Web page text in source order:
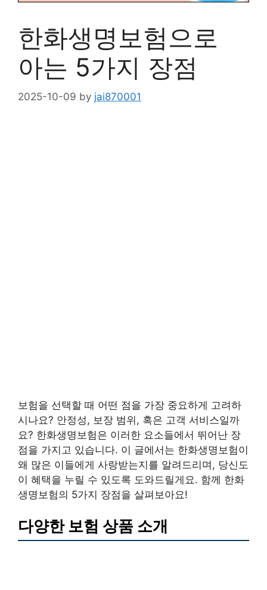
한화생명보험으로
아는 5가지 장점
2025-10-09 by jai870001
보험을 선택할 때 어떤 점을 가장 중요하게 고려하
시나요? 안정성, 보장 범위, 혹은 고객 서비스일까
요? 한화생명보험은 이러한 요소들에서 뛰어난 장
점을 가지고 있습니다. 이 글에서는 한화생명보험이
왜 많은 이들에게 사랑받는지를 알려드리며, 당신도
이 혜택을 누릴 수 있도록 도와드릴게요. 함께 한화
생명보험의 5가지 장점을 살펴보아요!
다양한 보험 상품 소개